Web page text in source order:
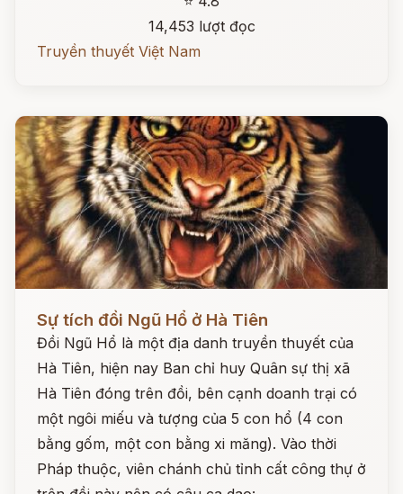
14,453 lượt đọc
Truyền thuyết Việt Nam
Sự tích đồi Ngũ Hổ ở Hà Tiên
Đồi Ngũ Hổ là một địa danh truyền thuyết của
Hà Tiên, hiện nay Ban chỉ huy Quân sự thị xã
Hà Tiên đóng trên đồi, bên cạnh doanh trại có
một ngôi miếu và tượng của 5 con hổ (4 con
bằng gốm, một con bằng xi măng). Vào thời
Pháp thuộc, viên chánh chủ tỉnh cất công thự ở